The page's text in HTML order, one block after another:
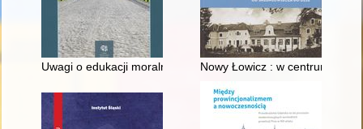
Uwagi o edukacji moralnej synów szlacheckich w XVI-
Nowy Łowicz : w centrum